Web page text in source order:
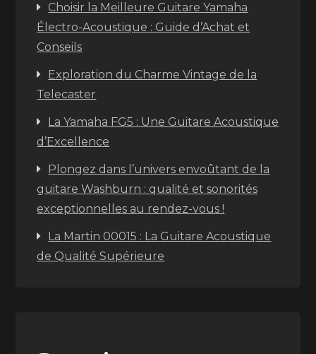
Choisir la Meilleure Guitare Yamaha
Électro-Acoustique : Guide d’Achat et
Conseils
Exploration du Charme Vintage de la
Telecaster
La Yamaha FG5 : Une Guitare Acoustique
d’Excellence
Plongez dans l’univers envoûtant de la
guitare Washburn : qualité et sonorités
exceptionnelles au rendez-vous !
La Martin 00015 : La Guitare Acoustique
de Qualité Supérieure